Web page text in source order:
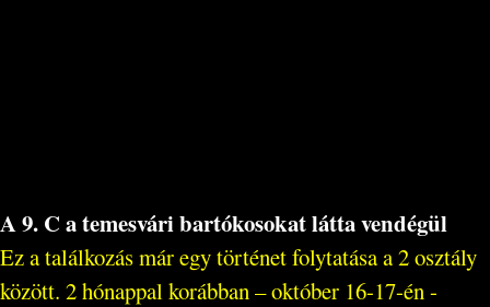
A 9. C a temesvári bartókosokat látta vendégül
Ez a találkozás már egy történet folytatása a 2 osztály
között. 2 hónappal korábban – október 16-17-én -